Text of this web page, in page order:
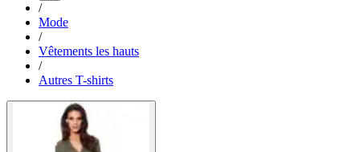
/
Mode
/
Vêtements les hauts
/
Autres T-shirts